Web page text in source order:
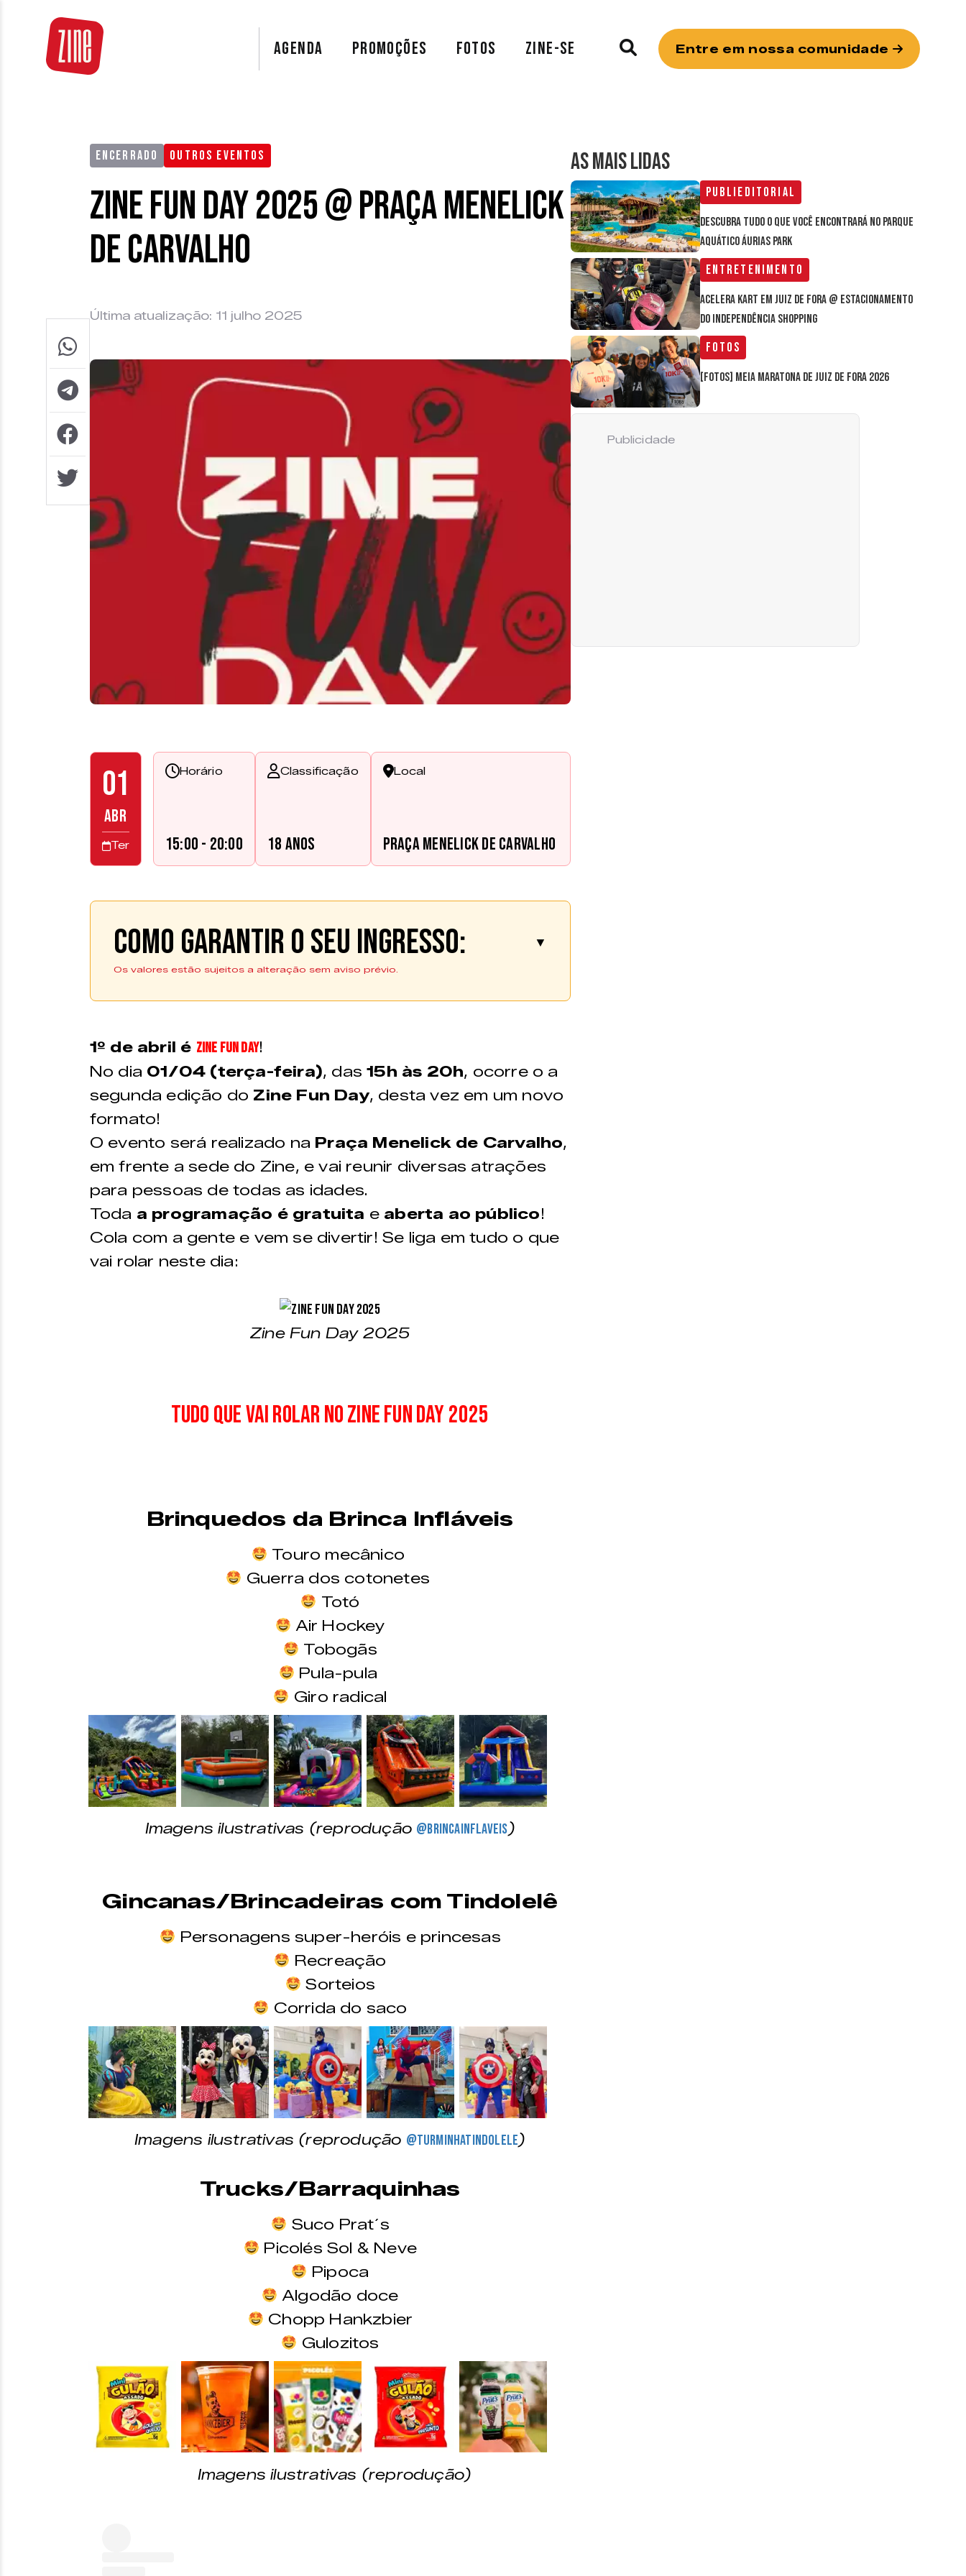
AGENDA PROMOÇÕES FOTOS ZINE-SE Entre em nossa comunidade
ENCERRADO OUTROS EVENTOS
Zine Fun Day 2025 @ Praça Menelick
de Carvalho
Última atualização: 11 julho 2025
01
ABR
Ter
Horário
15:00 - 20:00
Classificação
18 anos
Local
Praça Menelick de Carvalho
Como garantir o seu ingresso: ▼
Os valores estão sujeitos a alteração sem aviso prévio.
1º de abril é ZINE FUN DAY!
No dia 01/04 (terça-feira), das15h às 20h, ocorre o a
segunda edição do Zine Fun Day, desta vez em um novo
formato!
O evento será realizado na Praça Menelick de Carvalho,
em frente a sede do Zine, e vai reunir diversas atrações
para pessoas de todas as idades.
Toda a programação é gratuita e aberta ao público!
Cola com a gente e vem se divertir! Se liga em tudo o que
vai rolar neste dia:
Zine Fun Day 2025
Tudo que vai rolar no ZINE FUN DAY 2025
Brinquedos da Brinca Infláveis
Touro mecânico
Guerra dos cotonetes
Totó
Air Hockey
Tobogãs
Pula-pula
Giro radical
&nbsp;
&nbsp; &nbsp; &nbsp; &nbsp;
Imagens ilustrativas (reprodução @brincainflaveis)
Gincanas/Brincadeiras com Tindolelê
Personagens super-heróis e princesas
Recreação
Sorteios
Corrida do saco
&nbsp;
&nbsp; &nbsp; &nbsp; &nbsp;
Imagens ilustrativas (reprodução @turminhatindolele)
Trucks/Barraquinhas
Suco Prat´s
Picolés Sol & Neve
Pipoca
Algodão doce
Chopp Hankzbier
Gulozitos
&nbsp;
&nbsp; &nbsp; &nbsp; &nbsp;
Imagens ilustrativas (reprodução)
AS MAIS LIDAS
Publieditorial
Descubra tudo o que você encontrará no parque
aquático Áurias Park
Entretenimento
Acelera Kart em Juiz de Fora @ estacionamento
do Independência Shopping
Fotos
[FOTOS] Meia Maratona de Juiz de Fora 2026
Publicidade